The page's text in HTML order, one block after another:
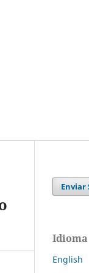
Enviar
Idioma
English